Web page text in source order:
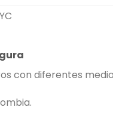
con diferentes